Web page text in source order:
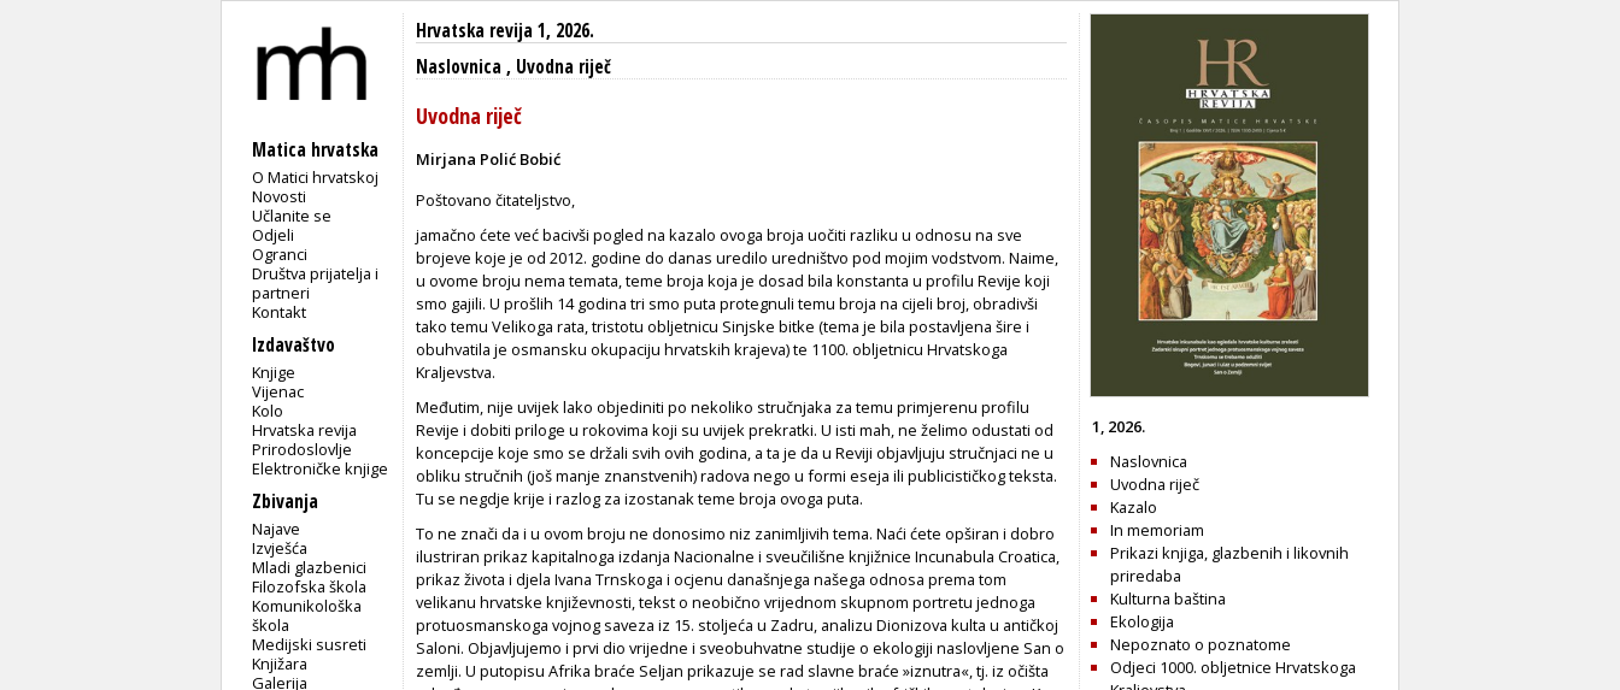
Matica hrvatska
O Matici hrvatskoj
Novosti
Učlanite se
Odjeli
Ogranci
Društva prijatelja i
partneri
Kontakt
Izdavaštvo
Knjige
Vijenac
Kolo
Hrvatska revija
Prirodoslovlje
Elektroničke knjige
Zbivanja
Najave
Izvješća
Mladi glazbenici
Filozofska škola
Komunikološka
škola
Medijski susreti
Knjižara
Galerija
Hrvatska revija 1, 2026.
Naslovnica , Uvodna riječ
Uvodna riječ
Mirjana Polić Bobić
Poštovano čitateljstvo,
jamačno ćete već bacivši pogled na kazalo ovoga broja uočiti razliku u odnosu na sve
brojeve koje je od 2012. godine do danas uredilo uredništvo pod mojim vodstvom. Naime,
u ovome broju nema temata, teme broja koja je dosad bila konstanta u profilu Revije koji
smo gajili. U prošlih 14 godina tri smo puta protegnuli temu broja na cijeli broj, obradivši
tako temu Velikoga rata, tristotu obljetnicu Sinjske bitke (tema je bila postavljena šire i
obuhvatila je osmansku okupaciju hrvatskih krajeva) te 1100. obljetnicu Hrvatskoga
Kraljevstva.
Međutim, nije uvijek lako objediniti po nekoliko stručnjaka za temu primjerenu profilu
Revije i dobiti priloge u rokovima koji su uvijek prekratki. U isti mah, ne želimo odustati od
koncepcije koje smo se držali svih ovih godina, a ta je da u Reviji objavljuju stručnjaci ne u
obliku stručnih (još manje znanstvenih) radova nego u formi eseja ili publicističkog teksta.
Tu se negdje krije i razlog za izostanak teme broja ovoga puta.
To ne znači da i u ovom broju ne donosimo niz zanimljivih tema. Naći ćete opširan i dobro
ilustriran prikaz kapitalnoga izdanja Nacionalne i sveučilišne knjižnice Incunabula Croatica,
prikaz života i djela Ivana Trnskoga i ocjenu današnjega našega odnosa prema tom
velikanu hrvatske književnosti, tekst o neobično vrijednom skupnom portretu jednoga
protuosmanskoga vojnog saveza iz 15. stoljeća u Zadru, analizu Dionizova kulta u antičkoj
Saloni. Objavljujemo i prvi dio vrijedne i sveobuhvatne studije o ekologiji naslovljene San o
zemlji. U putopisu Afrika braće Seljan prikazuje se rad slavne braće »iznutra«, tj. iz očišta
1, 2026.
Naslovnica
Uvodna riječ
Kazalo
In memoriam
Prikazi knjiga, glazbenih i likovnih
priredaba
Kulturna baština
Ekologija
Nepoznato o poznatome
Odjeci 1000. obljetnice Hrvatskoga